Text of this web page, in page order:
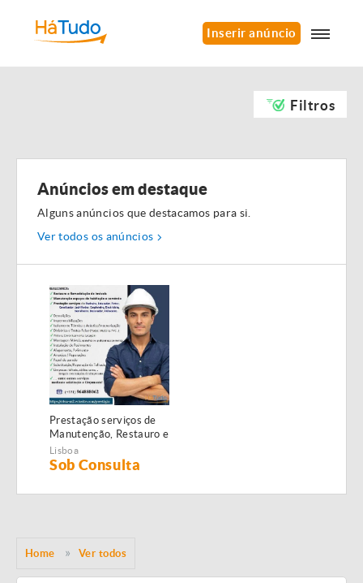
Inserir anúncio
Filtros
Anúncios em destaque
Alguns anúncios que destacamos para si.
Ver todos os anúncios
Prestação serviços de
Manutenção, Restauro e
Remodelação de
imóveis!
Lisboa
Sob Consulta
Home Ver todos